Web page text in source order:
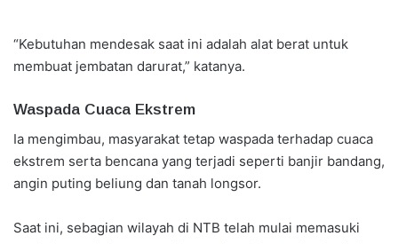
“Kebutuhan mendesak saat ini adalah alat berat untuk
membuat jembatan darurat,” katanya.
Waspada Cuaca Ekstrem
Ia mengimbau, masyarakat tetap waspada terhadap cuaca
ekstrem serta bencana yang terjadi seperti banjir bandang,
angin puting beliung dan tanah longsor.
Saat ini, sebagian wilayah di NTB telah mulai memasuki